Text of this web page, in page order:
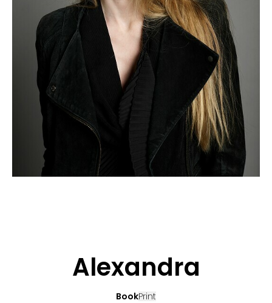
POP MUZIKANTEN
TALENTEN INTERNATIONALE
BEWERBUNG
KONTAKT
FRANKREICH
SCHWEIZ
Alexandra
BookPrint